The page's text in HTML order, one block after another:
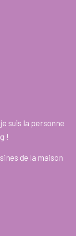
suis la personne
!
de la maison